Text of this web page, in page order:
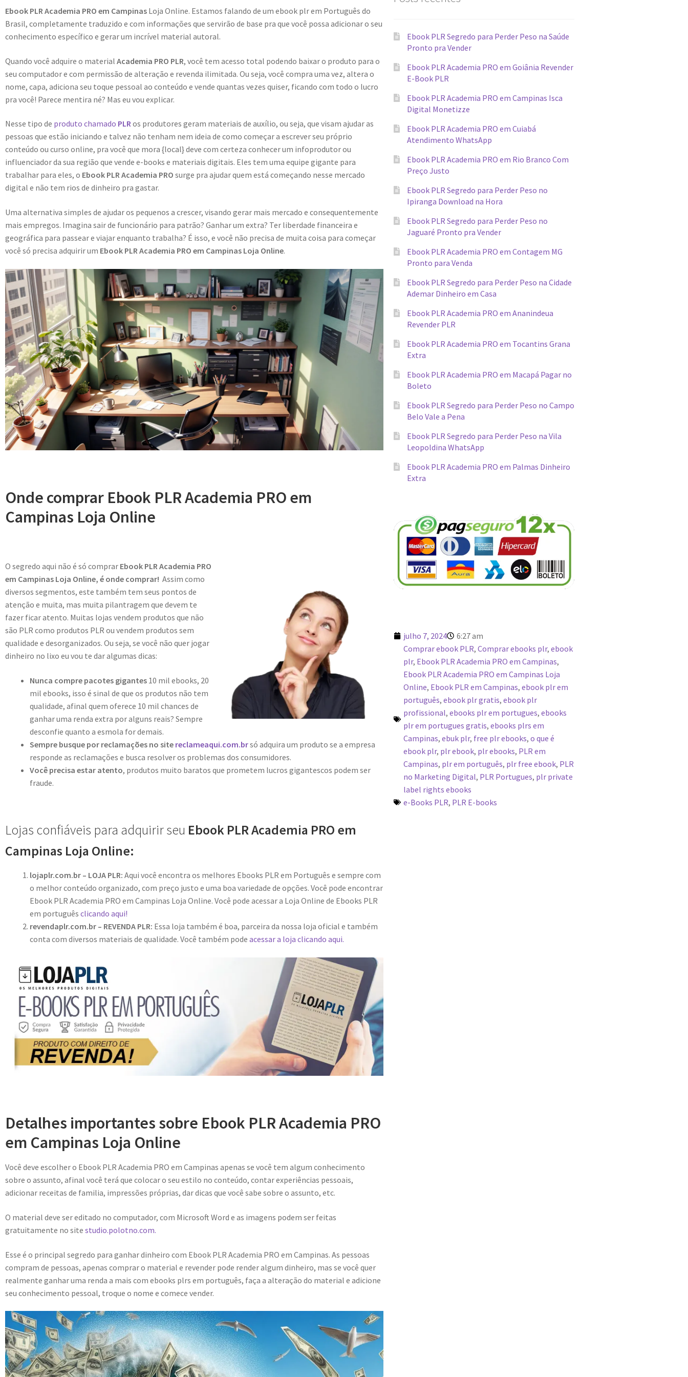
Ebook PLR Academia PRO em Campinas Loja Online. Estamos falando de um ebook plr em Português do
Brasil, completamente traduzido e com informações que servirão de base pra que você possa adicionar o seu
conhecimento específico e gerar um incrível material autoral.
Quando você adquire o material Academia PRO PLR, você tem acesso total podendo baixar o produto para o
seu computador e com permissão de alteração e revenda ilimitada. Ou seja, você compra uma vez, altera o
nome, capa, adiciona seu toque pessoal ao conteúdo e vende quantas vezes quiser, ficando com todo o lucro
pra você! Parece mentira né? Mas eu vou explicar.
Nesse tipo de produto chamado PLRos produtores geram materiais de auxílio, ou seja, que visam ajudar as
pessoas que estão iniciando e talvez não tenham nem ideia de como começar a escrever seu próprio
conteúdo ou curso online, pra você que mora {local} deve com certeza conhecer um infoprodutor ou
influenciador da sua região que vende e-books e materiais digitais. Eles tem uma equipe gigante para
trabalhar para eles, o Ebook PLR Academia PRO surge pra ajudar quem está começando nesse mercado
digital e não tem rios de dinheiro pra gastar.
Uma alternativa simples de ajudar os pequenos a crescer, visando gerar mais mercado e consequentemente
mais empregos. Imagina sair de funcionário para patrão? Ganhar um extra? Ter liberdade financeira e
geográfica para passear e viajar enquanto trabalha? É isso, e você não precisa de muita coisa para começar
você só precisa adquirir um Ebook PLR Academia PRO em Campinas Loja Online.
Onde comprar Ebook PLR Academia PRO em
Campinas Loja Online
O segredo aqui não é só comprar Ebook PLR Academia PRO
em Campinas Loja Online, é onde comprar! Assim como
diversos segmentos, este também tem seus pontos de
atenção e muita, mas muita pilantragem que devem te
fazer ficar atento. Muitas lojas vendem produtos que não
são PLR como produtos PLR ou vendem produtos sem
qualidade e desorganizados. Ou seja, se você não quer jogar
dinheiro no lixo eu vou te dar algumas dicas:
Nunca compre pacotes gigantes 10 mil ebooks, 20
mil ebooks, isso é sinal de que os produtos não tem
qualidade, afinal quem oferece 10 mil chances de
ganhar uma renda extra por alguns reais? Sempre
desconfie quanto a esmola for demais.
Sempre busque por reclamações no site reclameaqui.com.brsó adquira um produto se a empresa
responde as reclamações e busca resolver os problemas dos consumidores.
Você precisa estar atento, produtos muito baratos que prometem lucros gigantescos podem ser
fraude.
Lojas confiáveis para adquirir seu Ebook PLR Academia PRO em
Campinas Loja Online:
lojaplr.com.br – LOJA PLR: Aqui você encontra os melhores Ebooks PLR em Português e sempre com
o melhor conteúdo organizado, com preço justo e uma boa variedade de opções. Você pode encontrar
Ebook PLR Academia PRO em Campinas Loja Online. Você pode acessar a Loja Online de Ebooks PLR
em português clicando aqui!
revendaplr.com.br – REVENDA PLR: Essa loja também é boa, parceira da nossa loja oficial e também
conta com diversos materiais de qualidade. Você também pode acessar a loja clicando aqui.
Detalhes importantes sobre Ebook PLR Academia PRO
em Campinas Loja Online
Você deve escolher o Ebook PLR Academia PRO em Campinas apenas se você tem algum conhecimento
sobre o assunto, afinal você terá que colocar o seu estilo no conteúdo, contar experiências pessoais,
adicionar receitas de familia, impressões próprias, dar dicas que você sabe sobre o assunto, etc.
O material deve ser editado no computador, com Microsoft Word e as imagens podem ser feitas
gratuitamente no site studio.polotno.com.
Esse é o principal segredo para ganhar dinheiro com Ebook PLR Academia PRO em Campinas. As pessoas
compram de pessoas, apenas comprar o material e revender pode render algum dinheiro, mas se você quer
realmente ganhar uma renda a mais com ebooks plrs em português, faça a alteração do material e adicione
seu conhecimento pessoal, troque o nome e comece vender.
Ebook PLR Segredo para Perder Peso na Saúde
Pronto pra Vender
Ebook PLR Academia PRO em Goiânia Revender
E-Book PLR
Ebook PLR Academia PRO em Campinas Isca
Digital Monetizze
Ebook PLR Academia PRO em Cuiabá
Atendimento WhatsApp
Ebook PLR Academia PRO em Rio Branco Com
Preço Justo
Ebook PLR Segredo para Perder Peso no
Ipiranga Download na Hora
Ebook PLR Segredo para Perder Peso no
Jaguaré Pronto pra Vender
Ebook PLR Academia PRO em Contagem MG
Pronto para Venda
Ebook PLR Segredo para Perder Peso na Cidade
Ademar Dinheiro em Casa
Ebook PLR Academia PRO em Ananindeua
Revender PLR
Ebook PLR Academia PRO em Tocantins Grana
Extra
Ebook PLR Academia PRO em Macapá Pagar no
Boleto
Ebook PLR Segredo para Perder Peso no Campo
Belo Vale a Pena
Ebook PLR Segredo para Perder Peso na Vila
Leopoldina WhatsApp
Ebook PLR Academia PRO em Palmas Dinheiro
Extra
julho 7, 2024
6:27 am
Comprar ebook PLR, Comprar ebooks plr, ebook
plr, Ebook PLR Academia PRO em Campinas,
Ebook PLR Academia PRO em Campinas Loja
Online, Ebook PLR em Campinas, ebook plr em
português, ebook plr gratis, ebook plr
profissional, ebooks plr em portugues, ebooks
plr em portugues gratis, ebooks plrs em
Campinas, ebuk plr, free plr ebooks, o que é
ebook plr, plr ebook, plr ebooks, PLR em
Campinas, plr em português, plr free ebook, PLR
no Marketing Digital, PLR Portugues, plr private
label rights ebooks
e-Books PLR, PLR E-books